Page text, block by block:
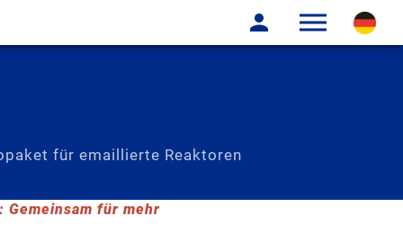
für emaillierte Reaktoren
Gemeinsam für mehr